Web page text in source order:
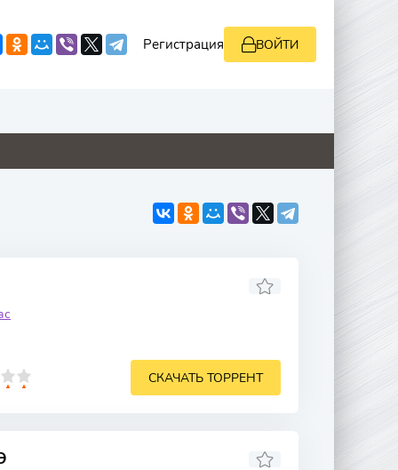
Регистрация ВОЙТИ
0 0 0
СКАЧАТЬ ТОРРЕНТ